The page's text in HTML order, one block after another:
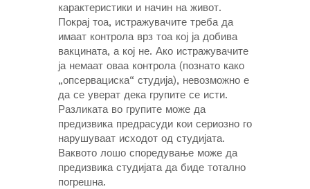
карактеристики и начин на живот.
Покрај тоа, истражувачите треба да
имаат контрола врз тоа кој ја добива
вакцината, а кој не. Ако истражувачите
ја немаат оваа контрола (познато како
„опсервациска“ студија), невозможно е
да се уверат дека групите се исти.
Разликата во групите може да
предизвика предрасуди кои сериозно го
нарушуваат исходот од студијата.
Ваквото лошо споредување може да
предизвика студијата да биде тотално
погрешна.